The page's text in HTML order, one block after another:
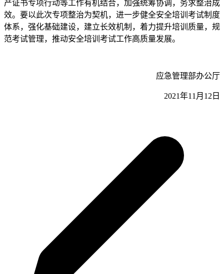
产证书专项行动等工作有机结合，加强统筹协调，务求整治成
效。要以此次专项整治为契机，进一步健全安全培训考试制度
体系，强化基础建设，建立长效机制，着力提升培训质量，规
范考试管理，推动安全培训考试工作高质量发展。
应急管理部办公厅
2021年11月12日